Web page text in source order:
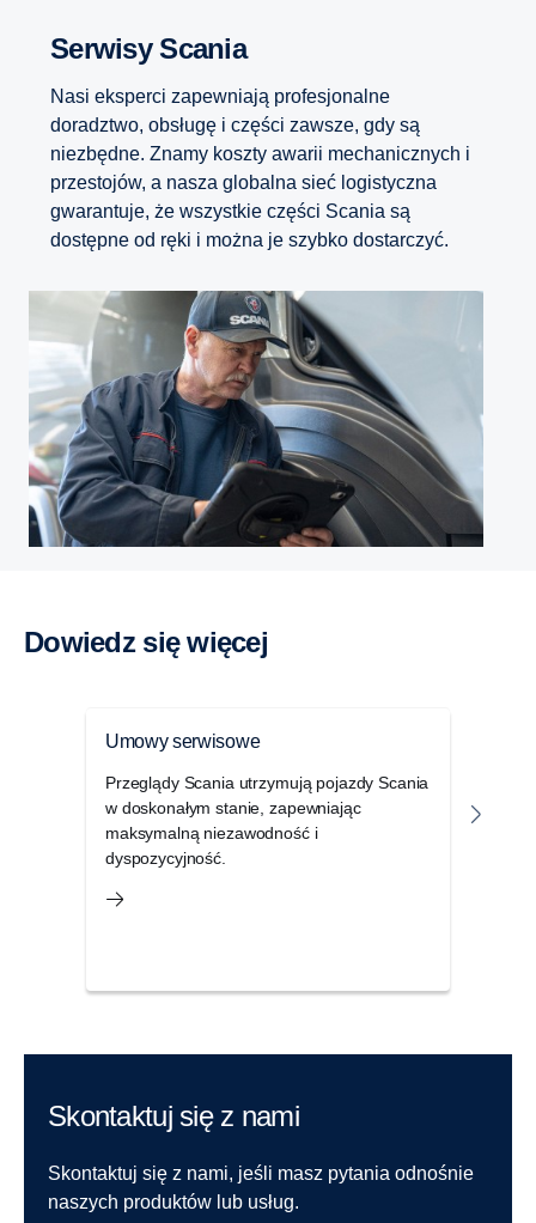
Serwisy Scania
Nasi eksperci zapewniają profesjonalne
doradztwo, obsługę i części zawsze, gdy są
niezbędne. Znamy koszty awarii mechanicznych i
przestojów, a nasza globalna sieć logistyczna
gwarantuje, że wszystkie części Scania są
dostępne od ręki i można je szybko dostarczyć.
Dowiedz się więcej
Umowy serwisowe
Przeglądy Scania utrzymują pojazdy Scania
w doskonałym stanie, zapewniając
maksymalną niezawodność i
dyspozycyjność.
Skontaktuj się z nami
Skontaktuj się z nami, jeśli masz pytania odnośnie
naszych produktów lub usług.